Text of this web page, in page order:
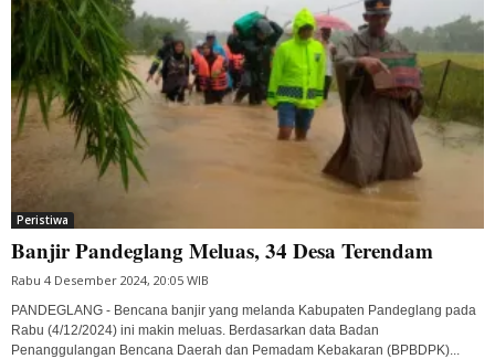
Peristiwa
Banjir Pandeglang Meluas, 34 Desa Terendam
Rabu 4 Desember 2024, 20:05 WIB
PANDEGLANG - Bencana banjir yang melanda Kabupaten Pandeglang pada
Rabu (4/12/2024) ini makin meluas. Berdasarkan data Badan
Penanggulangan Bencana Daerah dan Pemadam Kebakaran (BPBDPK)...